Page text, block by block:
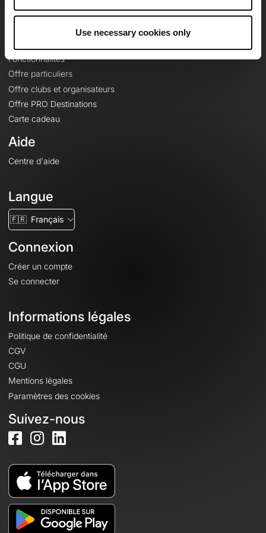
Use necessary cookies only
Fonctionnalités
Offre particuliers
Offre clubs et organisateurs
Offre PRO Destinations
Carte cadeau
Aide
Centre d'aide
Langue
🇫🇷 Français
Connexion
Créer un compte
Se connecter
Informations légales
Politique de confidentialité
CGV
CGU
Mentions légales
Paramètres des cookies
Suivez-nous